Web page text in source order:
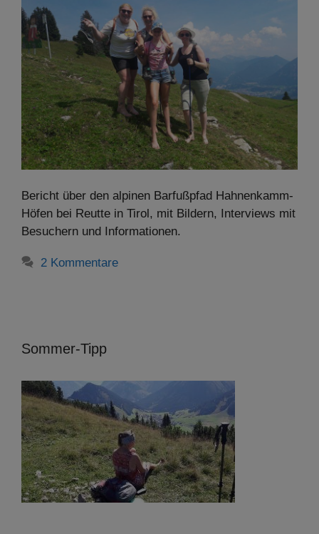
Bericht über den alpinen Barfußpfad Hahnenkamm-
Höfen bei Reutte in Tirol, mit Bildern, Interviews mit
Besuchern und Informationen.
2 Kommentare
Sommer-Tipp